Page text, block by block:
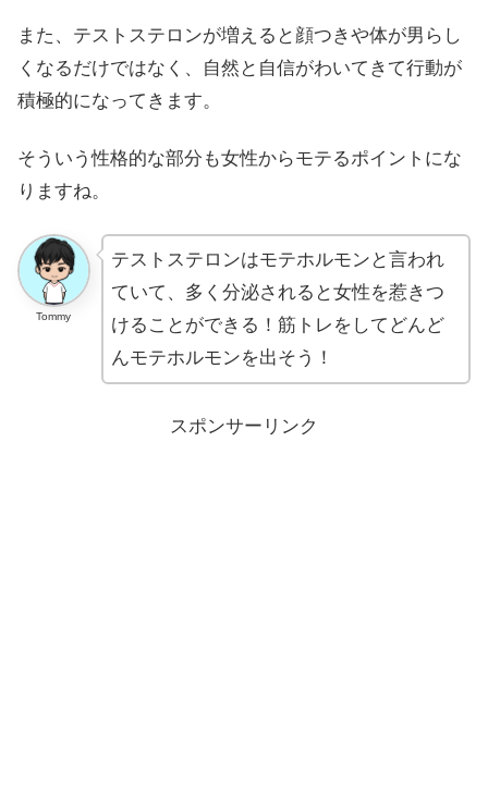
また、テストステロンが増えると顔つきや体が男らし
くなるだけではなく、自然と自信がわいてきて行動が
積極的になってきます。
そういう性格的な部分も女性からモテるポイントにな
りますね。
Tommy
テストステロンはモテホルモンと言われ
ていて、多く分泌されると女性を惹きつ
けることができる！筋トレをしてどんど
んモテホルモンを出そう！
スポンサーリンク